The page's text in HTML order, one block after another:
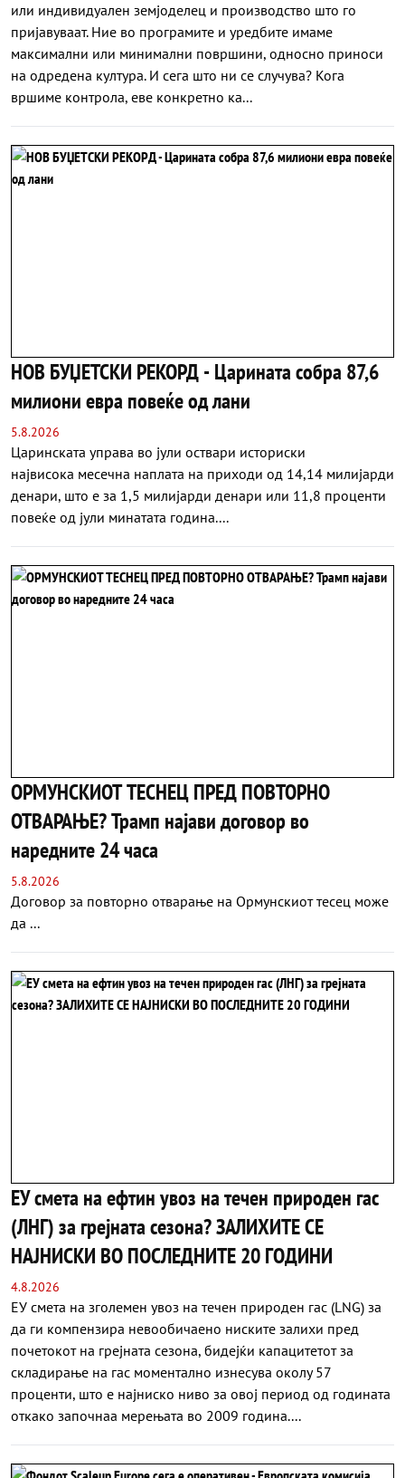
или индивидуален земјоделец и производство што го
пријавуваат. Ние во програмите и уредбите имаме
максимални или минимални површини, односно приноси
на одредена култура. И сега што ни се случува? Кога
вршиме контрола, еве конкретно ка...
НОВ БУЏЕТСКИ РЕКОРД - Царината собра 87,6
милиони евра повеќе од лани
5.8.2026
Царинската управа во јули оствари историски
највисокa месечна наплата на приходи од 14,14 милијарди
денари, што е за 1,5 милијарди денари или 11,8 проценти
повеќе од јули минатата година....
ОРМУНСКИОТ ТЕСНЕЦ ПРЕД ПОВТОРНО
ОТВАРАЊЕ? Трамп најави договор во
наредните 24 часа
5.8.2026
Договор за повторно отварање на Ормунскиот тесец може
да ...
ЕУ смета на ефтин увоз на течен природен гас
(ЛНГ) за грејната сезона? ЗАЛИХИТЕ СЕ
НАЈНИСКИ ВО ПОСЛЕДНИТЕ 20 ГОДИНИ
4.8.2026
ЕУ смета на зголемен увоз на течен природен гас (LNG) за
да ги компензира невообичаено ниските залихи пред
почетокот на грејната сезона, бидејќи капацитетот за
складирање на гас моментално изнесува околу 57
проценти, што е најниско ниво за овој период од годината
откако започнаа мерењата во 2009 година....